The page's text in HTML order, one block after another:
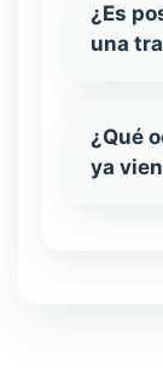
¿Es
una
¿Qué
ya